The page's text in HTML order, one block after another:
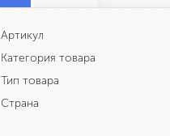
Артикул
Категория товара
Тип товара
Страна